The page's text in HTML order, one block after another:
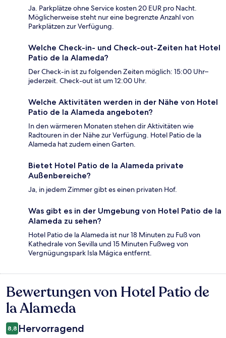
Ja. Parkplätze ohne Service kosten 20 EUR pro Nacht.
Möglicherweise steht nur eine begrenzte Anzahl von
Parkplätzen zur Verfügung.
Welche Check-in- und Check-out-Zeiten hat Hotel
Patio de la Alameda?
Der Check-in ist zu folgenden Zeiten möglich: 15:00 Uhr–
jederzeit. Check-out ist um 12:00 Uhr.
Welche Aktivitäten werden in der Nähe von Hotel
Patio de la Alameda angeboten?
In den wärmeren Monaten stehen dir Aktivitäten wie
Radtouren in der Nähe zur Verfügung. Hotel Patio de la
Alameda hat zudem einen Garten.
Bietet Hotel Patio de la Alameda private
Außenbereiche?
Ja, in jedem Zimmer gibt es einen privaten Hof.
Was gibt es in der Umgebung von Hotel Patio de la
Alameda zu sehen?
Hotel Patio de la Alameda ist nur 18 Minuten zu Fuß von
Kathedrale von Sevilla und 15 Minuten Fußweg von
Vergnügungspark Isla Mágica entfernt.
Bewertungen
Bewertungen von Hotel Patio de
la Alameda
8,8 Hervorragend